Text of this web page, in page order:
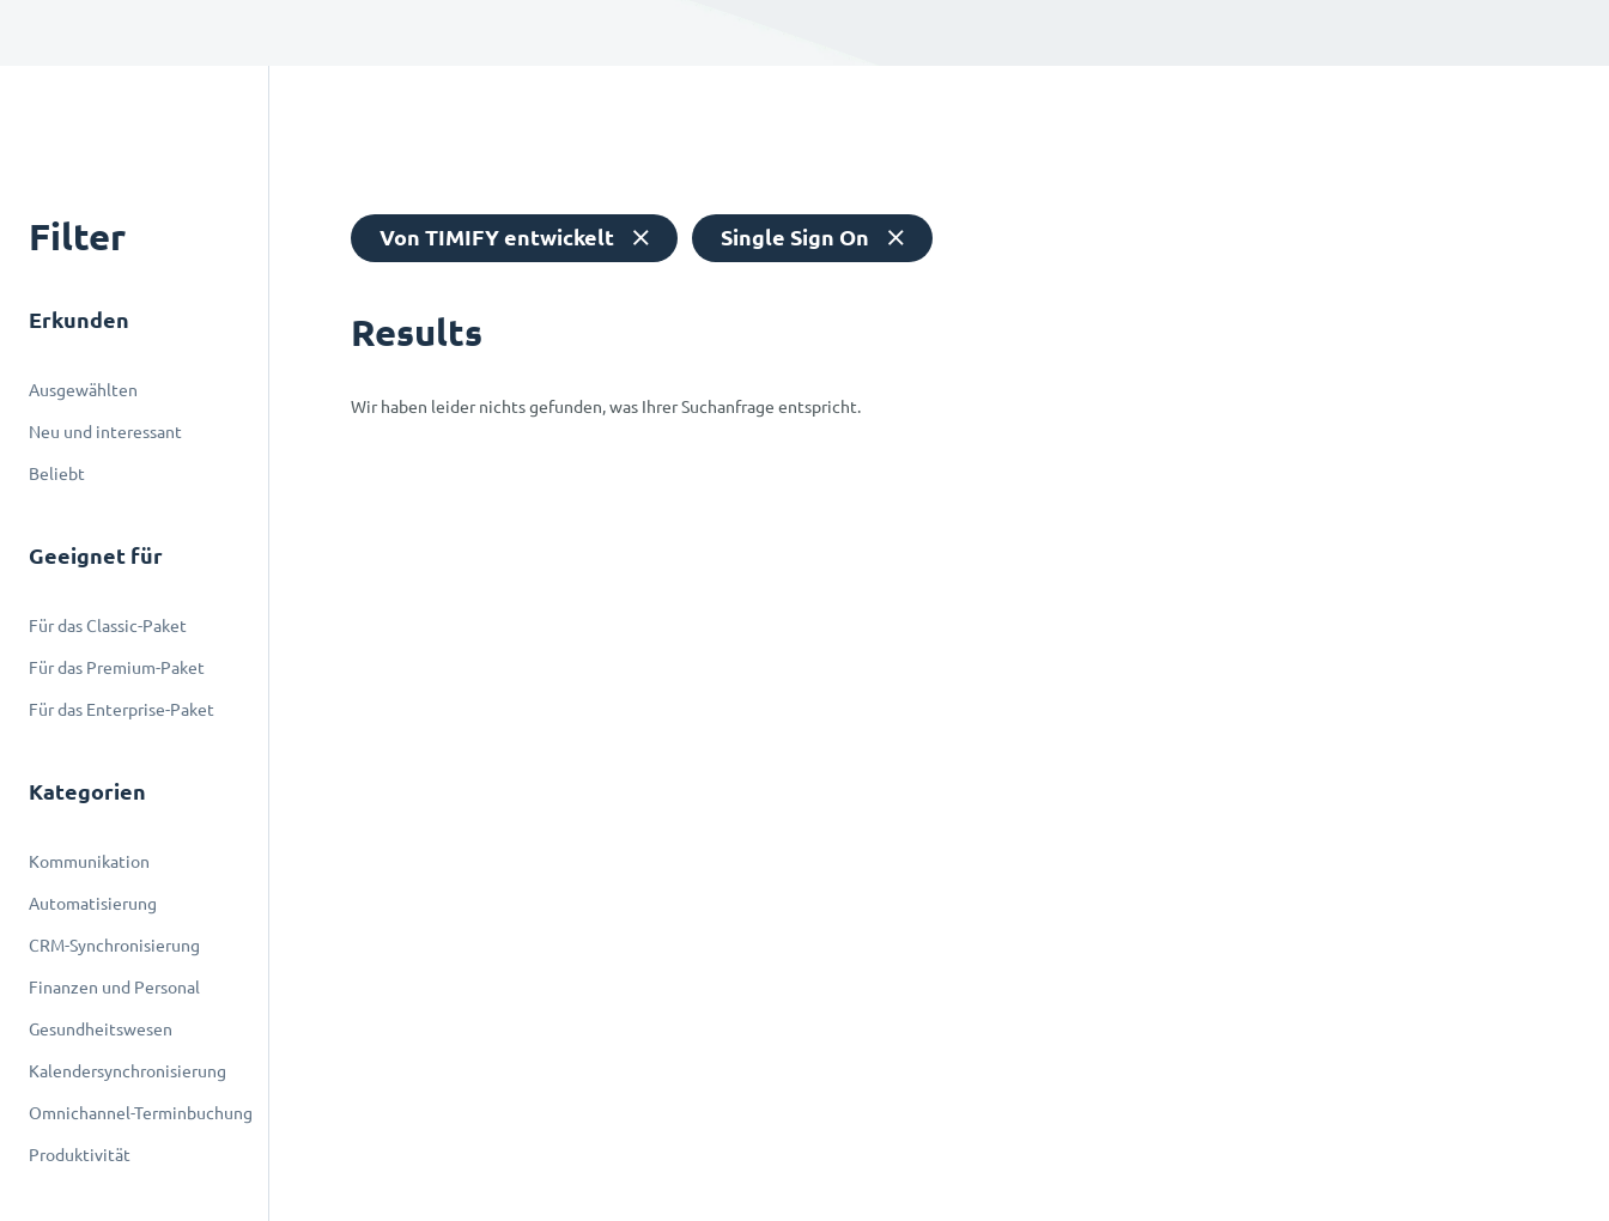
Filter
Erkunden
Ausgewählten
Neu und interessant
Beliebt
Geeignet für
Für das Classic-Paket
Für das Premium-Paket
Für das Enterprise-Paket
Kategorien
Kommunikation
Automatisierung
CRM-Synchronisierung
Finanzen und Personal
Gesundheitswesen
Kalendersynchronisierung
Omnichannel-Terminbuchung
Produktivität
Von TIMIFY entwickelt Single Sign On
Results
Wir haben leider nichts gefunden, was Ihrer Suchanfrage entspricht.